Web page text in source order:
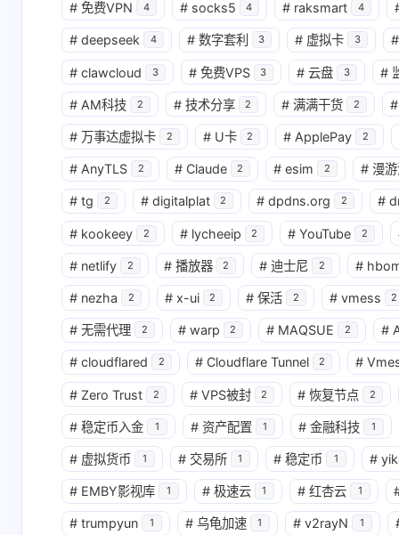
# 免费VPN 4 # socks5 4 # raksmart 4
# deepseek 4 # 数字套利 3 # 虚拟卡 3 #
# clawcloud 3 # 免费VPS 3 # 云盘 3 #
# AM科技 2 # 技术分享 2 # 满满干货 2 #
# 万事达虚拟卡 2 # U卡 2 # ApplePay 2
# AnyTLS 2 # Claude 2 # esim 2 # 漫
# tg 2 # digitalplat 2 # dpdns.org 2 #
# kookeey 2 # lycheeip 2 # YouTube 2
# netlify 2 # 播放器 2 # 迪士尼 2 #
# nezha 2 # x-ui 2 # 保活 2 # vmess 2
# 无需代理 2 # warp 2 # MAQSUE 2 #
# cloudflared 2 # Cloudflare Tunnel 2 #
# Zero Trust 2 # VPS被封 2 # 恢复节点 2
# 稳定币入金 1 # 资产配置 1 # 金融科技 1
# 虚拟货币 1 # 交易所 1 # 稳定币 1 #
# EMBY影视库 1 # 极速云 1 # 红杏云 1
# trumpyun 1 # 乌龟加速 1 # v2rayN 1